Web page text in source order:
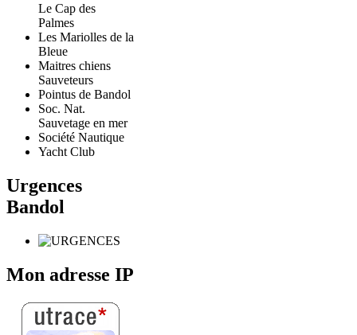
Le Cap des
Palmes
Les Mariolles de la
Bleue
Maitres chiens
Sauveteurs
Pointus de Bandol
Soc. Nat.
Sauvetage en mer
Société Nautique
Yacht Club
Urgences
Bandol
Mon adresse IP